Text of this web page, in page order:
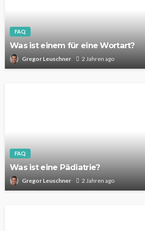
FAQ
Was ist einem für eine Wortart?
Gregor Leuschner 2 Jahren ago
FAQ
Was ist eine Pädiatrie?
Gregor Leuschner 2 Jahren ago